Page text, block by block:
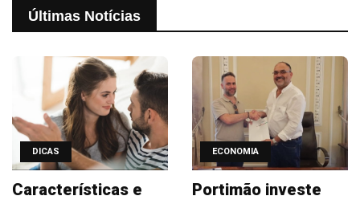
Últimas Notícias
DICAS
Características e
ECONOMIA
Portimão investe